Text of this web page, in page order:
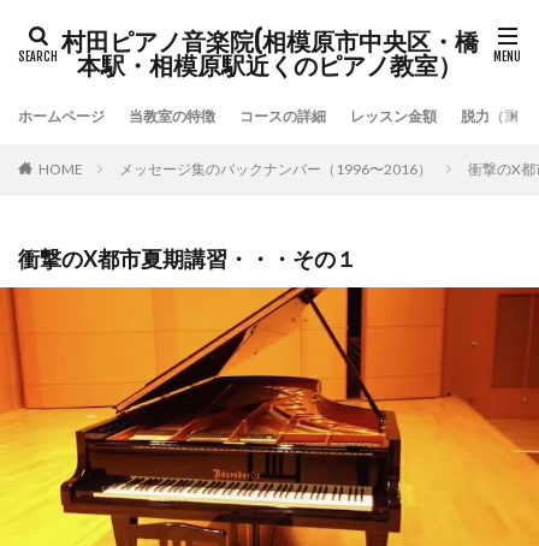
村田ピアノ音楽院(相模原市中央区・橋
本駅・相模原駅近くのピアノ教室）
ホームページ 当教室の特徴 コースの詳細 レッスン金額 脱力（重力
HOME メッセージ集のバックナンバー（1996〜2016） 衝撃のX
衝撃のX都市夏期講習・・・その１